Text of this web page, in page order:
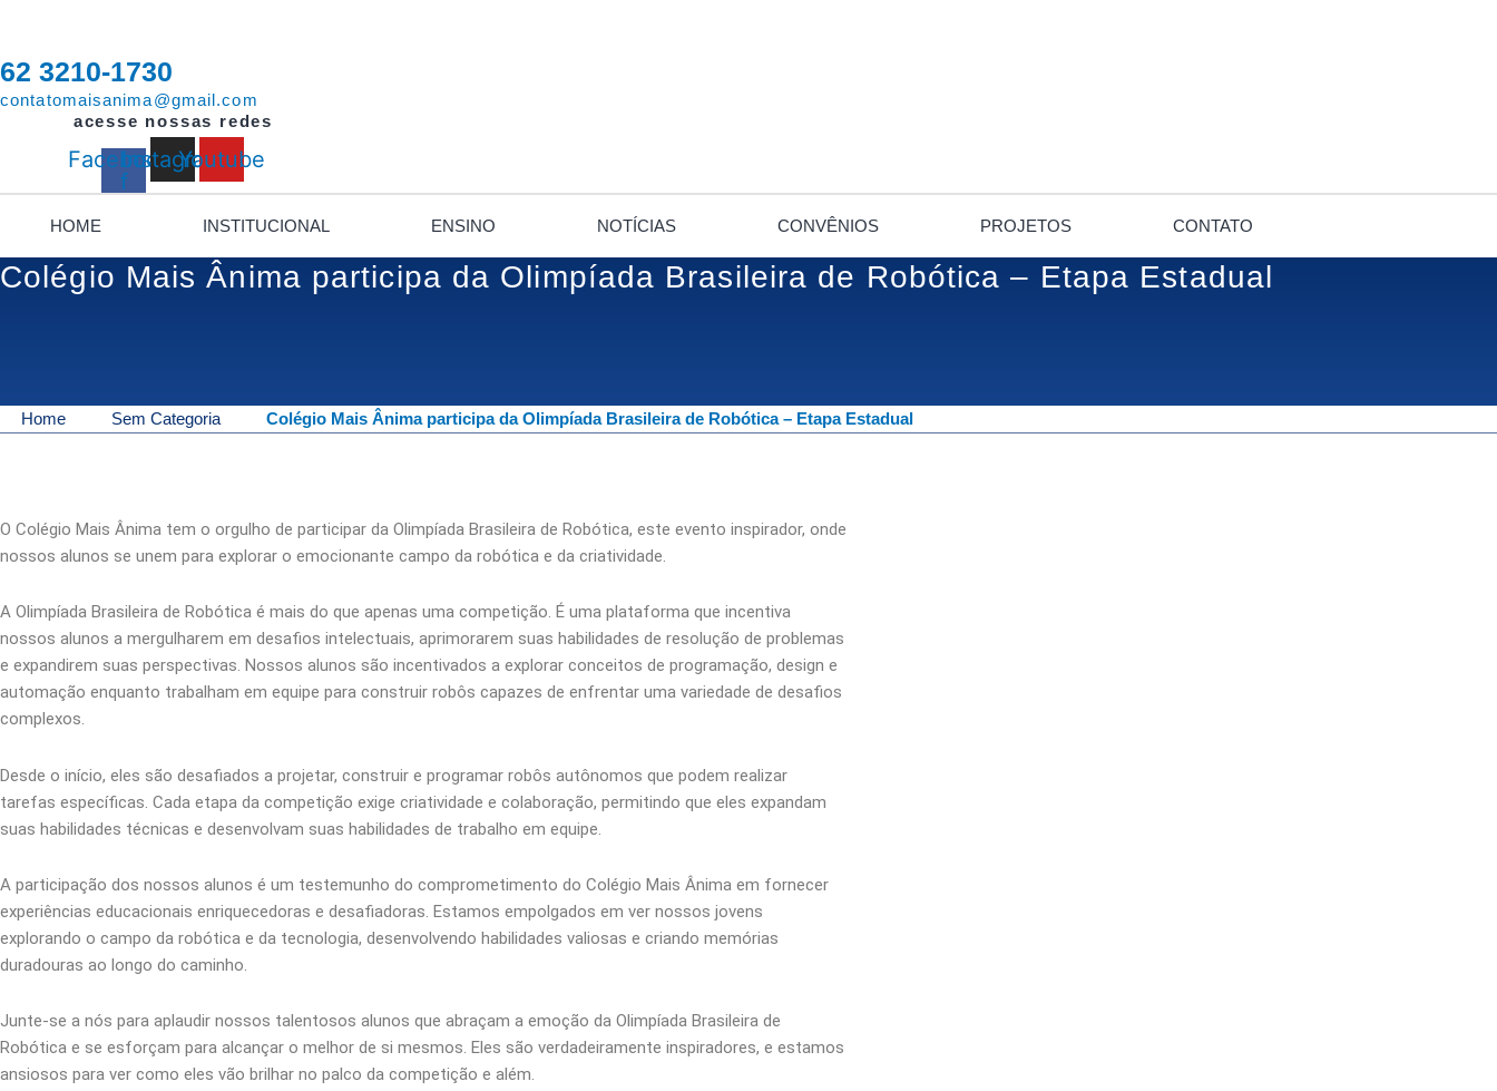
o
conteúdo
62 3210-1730
contatomaisanima@gmail.com
acesse nossas redes
Facebook-
f
Instagram
Youtube
HOME INSTITUCIONAL ENSINO NOTÍCIAS CONVÊNIOS PROJETOS CONTATO
Colégio Mais Ânima participa da Olimpíada Brasileira de Robótica – Etapa Estadual
Home Sem Categoria Colégio Mais Ânima participa da Olimpíada Brasileira de Robótica – Etapa Estadual
O Colégio Mais Ânima tem o orgulho de participar da Olimpíada Brasileira de Robótica, este evento inspirador, onde
nossos alunos se unem para explorar o emocionante campo da robótica e da criatividade.
A Olimpíada Brasileira de Robótica é mais do que apenas uma competição. É uma plataforma que incentiva
nossos alunos a mergulharem em desafios intelectuais, aprimorarem suas habilidades de resolução de problemas
e expandirem suas perspectivas. Nossos alunos são incentivados a explorar conceitos de programação, design e
automação enquanto trabalham em equipe para construir robôs capazes de enfrentar uma variedade de desafios
complexos.
Desde o início, eles são desafiados a projetar, construir e programar robôs autônomos que podem realizar
tarefas específicas. Cada etapa da competição exige criatividade e colaboração, permitindo que eles expandam
suas habilidades técnicas e desenvolvam suas habilidades de trabalho em equipe.
A participação dos nossos alunos é um testemunho do comprometimento do Colégio Mais Ânima em fornecer
experiências educacionais enriquecedoras e desafiadoras. Estamos empolgados em ver nossos jovens
explorando o campo da robótica e da tecnologia, desenvolvendo habilidades valiosas e criando memórias
duradouras ao longo do caminho.
Junte-se a nós para aplaudir nossos talentosos alunos que abraçam a emoção da Olimpíada Brasileira de
Robótica e se esforçam para alcançar o melhor de si mesmos. Eles são verdadeiramente inspiradores, e estamos
ansiosos para ver como eles vão brilhar no palco da competição e além.